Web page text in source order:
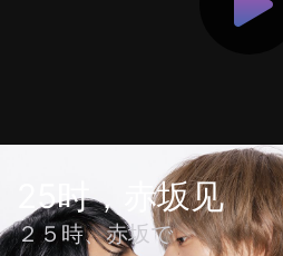
25时，赤坂见
２５時、赤坂で